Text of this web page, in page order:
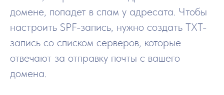
домене, попадет в спам у адресата. Чтобы
настроить SPF-запись, нужно создать TXT-
запись со списком серверов, которые
отвечают за отправку почты с вашего
домена.